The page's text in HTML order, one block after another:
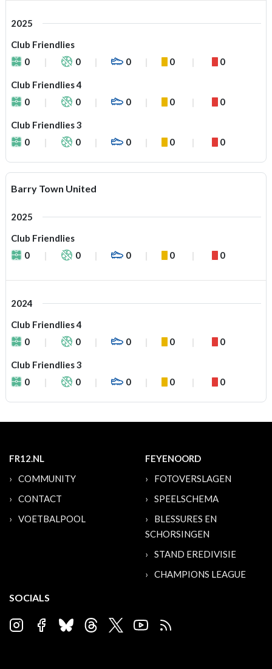
2025
Club Friendlies
0
0 0 0 0
Club Friendlies 4
0
0 0 0 0
Club Friendlies 3
0
0 0 0 0
Barry Town United
2025
Club Friendlies
0
0 0 0 0
2024
Club Friendlies 4
0
0 0 0 0
Club Friendlies 3
0
0 0 0 0
FR12.NL
COMMUNITY
CONTACT
VOETBALPOOL
FEYENOORD
FOTOVERSLAGEN
SPEELSCHEMA
BLESSURES EN
SCHORSINGEN
STAND EREDIVISIE
CHAMPIONS LEAGUE
SOCIALS